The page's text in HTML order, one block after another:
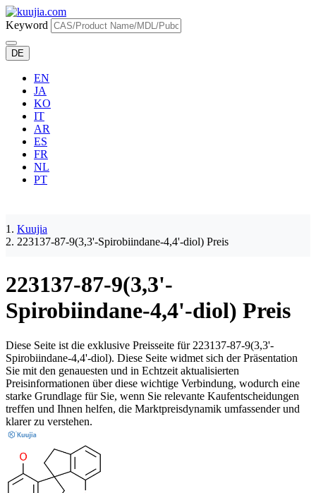
Keyword
DE
EN
JA
KO
IT
AR
ES
FR
NL
PT
Kuujia
223137-87-9(3,3'-Spirobiindane-4,4'-diol) Preis
223137-87-9(3,3'-
Spirobiindane-4,4'-diol) Preis
Diese Seite ist die exklusive Preisseite für 223137-87-9(3,3'-
Spirobiindane-4,4'-diol). Diese Seite widmet sich der Präsentation
Sie mit den genauesten und in Echtzeit aktualisierten
Preisinformationen über diese wichtige Verbindung, wodurch eine
starke Grundlage für Sie, wenn Sie relevante Kaufentscheidungen
treffen und Ihnen helfen, die Marktpreisdynamik umfassender und
klarer zu verstehen.